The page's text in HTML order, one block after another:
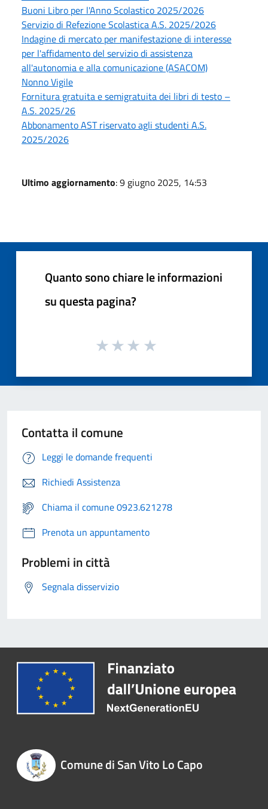
Buoni Libro per l'Anno Scolastico 2025/2026
Servizio di Refezione Scolastica A.S. 2025/2026
Indagine di mercato per manifestazione di interesse
per l'affidamento del servizio di assistenza
all'autonomia e alla comunicazione (ASACOM)
Nonno Vigile
Fornitura gratuita e semigratuita dei libri di testo –
A.S. 2025/26
Abbonamento AST riservato agli studenti A.S.
2025/2026
Ultimo aggiornamento: 9 giugno 2025, 14:53
Quanto sono chiare le informazioni
su questa pagina?
Contatta il comune
Leggi le domande frequenti
Richiedi Assistenza
Chiama il comune 0923.621278
Prenota un appuntamento
Problemi in città
Segnala disservizio
Comune di San Vito Lo Capo